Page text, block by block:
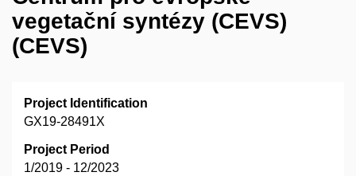
vegetační syntézy (CEVS)
(CEVS)
Project Identification
GX19-28491X
Project Period
1/2019 - 12/2023